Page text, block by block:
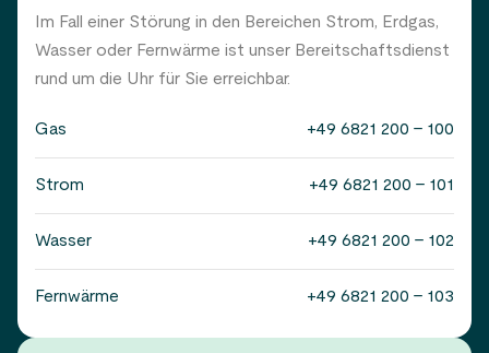
Im Fall einer Störung in den Bereichen Strom, Erdgas,
Wasser oder Fernwärme ist unser Bereitschaftsdienst
rund um die Uhr für Sie erreichbar.
Gas +49 6821 200 - 100
Strom +49 6821 200 - 101
Wasser +49 6821 200 - 102
Fernwärme +49 6821 200 - 103